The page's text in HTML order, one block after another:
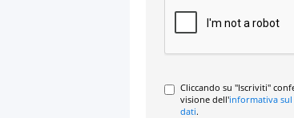
Cliccando su "Iscriviti"
visione dell'informativa
dati.